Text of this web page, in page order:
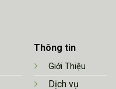
Thông tin
Giới Thiệu
Dịch vụ